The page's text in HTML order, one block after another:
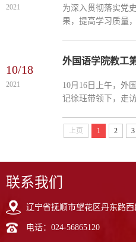
2021
为深入贯彻落实党
果，提高学习质量
内容开展个人积分...
10/18
2021
10月16日上午，外
记徐珏带领下，走
携手同行”主题党日
正外...
上页 1 2 3
联系我们
辽宁省抚顺市望花区丹东路西
电话：024-56865120